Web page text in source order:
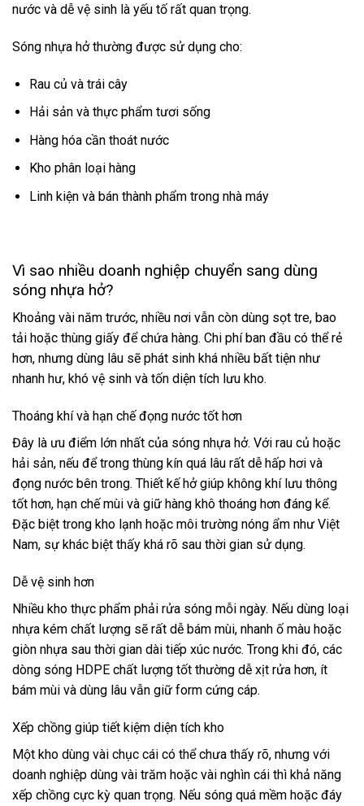
nước và dễ vệ sinh là yếu tố rất quan trọng.
Sóng nhựa hở thường được sử dụng cho:
Rau củ và trái cây
Hải sản và thực phẩm tươi sống
Hàng hóa cần thoát nước
Kho phân loại hàng
Linh kiện và bán thành phẩm trong nhà máy
Vì sao nhiều doanh nghiệp chuyển sang dùng
sóng nhựa hở?
Khoảng vài năm trước, nhiều nơi vẫn còn dùng sọt tre, bao
tải hoặc thùng giấy để chứa hàng. Chi phí ban đầu có thể rẻ
hơn, nhưng dùng lâu sẽ phát sinh khá nhiều bất tiện như
nhanh hư, khó vệ sinh và tốn diện tích lưu kho.
Thoáng khí và hạn chế đọng nước tốt hơn
Đây là ưu điểm lớn nhất của sóng nhựa hở. Với rau củ hoặc
hải sản, nếu để trong thùng kín quá lâu rất dễ hấp hơi và
đọng nước bên trong. Thiết kế hở giúp không khí lưu thông
tốt hơn, hạn chế mùi và giữ hàng khô thoáng hơn đáng kể.
Đặc biệt trong kho lạnh hoặc môi trường nóng ẩm như Việt
Nam, sự khác biệt thấy khá rõ sau thời gian sử dụng.
Dễ vệ sinh hơn
Nhiều kho thực phẩm phải rửa sóng mỗi ngày. Nếu dùng loại
nhựa kém chất lượng sẽ rất dễ bám mùi, nhanh ố màu hoặc
giòn nhựa sau thời gian dài tiếp xúc nước. Trong khi đó, các
dòng sóng HDPE chất lượng tốt thường dễ xịt rửa hơn, ít
bám mùi và dùng lâu vẫn giữ form cứng cáp.
Xếp chồng giúp tiết kiệm diện tích kho
Một kho dùng vài chục cái có thể chưa thấy rõ, nhưng với
doanh nghiệp dùng vài trăm hoặc vài nghìn cái thì khả năng
xếp chồng cực kỳ quan trọng. Nếu sóng quá mềm hoặc đáy